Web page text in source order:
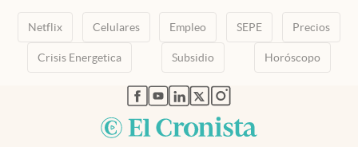
Netflix Celulares Empleo SEPE Precios
Crisis Energetica Subsidio Horóscopo
abre en nueva pestaña
abre en nueva pestaña
abre en nueva pestaña
abre en nueva pestaña
abre en nueva pestaña